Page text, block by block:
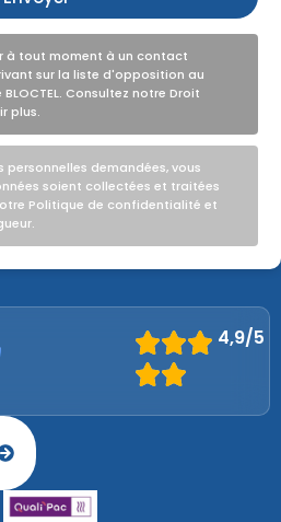
à tout moment à un contact
sur la liste d'opposition au
Consultez notre Droit
plus.
personnelles demandées, vous
soient collectées et traitées
Politique de confidentialité et
4,9/5